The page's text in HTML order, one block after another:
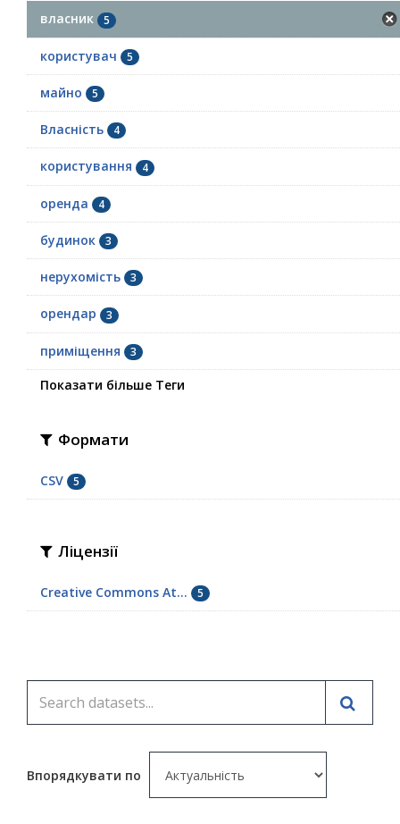
власник 5
користувач 5
майно 5
Власність 4
користування 4
оренда 4
будинок 3
нерухомість 3
орендар 3
приміщення 3
Показати більше Теги
Формати
CSV 5
Ліцензії
Creative Commons At... 5
Впорядкувати по